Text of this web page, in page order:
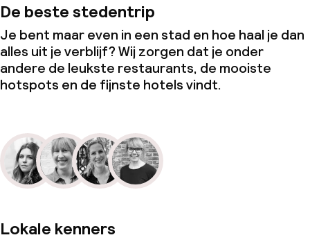
De beste stedentrip
Je bent maar even in een stad en hoe haal je dan
alles uit je verblijf? Wij zorgen dat je onder
andere de leukste restaurants, de mooiste
hotspots en de fijnste hotels vindt.
Lokale kenners